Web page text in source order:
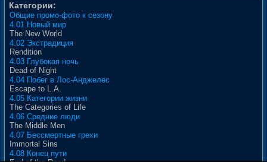
Категории:
Общие промо-фото к сезону
4.01 Новый мир
The New World
4.02 Экстрадиция
Rendition
4.03 Глубокая ночь
Dead of Night
4.04 Побег в Лос-Анджелес
Escape to L.A.
4.05 Категории жизни
The Categories of Life
4.06 Средние люди
The Middle Men
4.07 Бессмертные грехи
Immortal Sins
4.08 Конец пути